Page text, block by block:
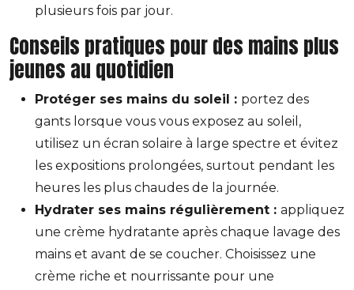
plusieurs fois par jour.
Conseils pratiques pour des mains plus
jeunes au quotidien
Protéger ses mains du soleil : portez des
gants lorsque vous vous exposez au soleil,
utilisez un écran solaire à large spectre et évitez
les expositions prolongées, surtout pendant les
heures les plus chaudes de la journée.
Hydrater ses mains régulièrement : appliquez
une crème hydratante après chaque lavage des
mains et avant de se coucher. Choisissez une
crème riche et nourrissante pour une